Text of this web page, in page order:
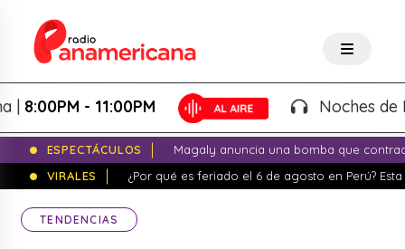
- 11:00PM Noches de
ESPECTÁCULOS
Magaly anuncia una bomba que
VIRALES
¿Por qué es feriado el 6 de agosto en Perú?
TENDENCIAS